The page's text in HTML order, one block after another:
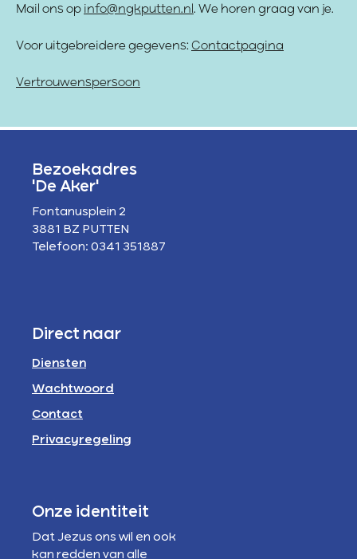
Mail ons op info@ngkputten.nl . We horen graag van je.
Voor uitgebreidere gegevens: Contactpagina
Vertrouwenspersoon
Bezoekadres
'De Aker'
Fontanusplein 2
3881 BZ PUTTEN
Telefoon: 0341 351887
Direct naar
Diensten
Wachtwoord
Contact
Privacyregeling
Onze identiteit
Dat Jezus ons wil en ook
kan redden van alle